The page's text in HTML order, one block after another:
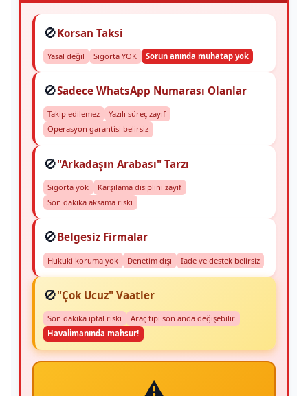
🚫Korsan Taksi
Yasal değil Sigorta YOK Sorun anında muhatap yok
🚫Sadece WhatsApp Numarası Olanlar
Takip edilemez
Yazılı süreç zayıf
Operasyon garantisi belirsiz
🚫"Arkadaşın Arabası" Tarzı
Sigorta yok
Karşılama disiplini zayıf
Son dakika aksama riski
🚫Belgesiz Firmalar
Hukuki koruma yok Denetim dışı İade ve destek belirsiz
🚫"Çok Ucuz" Vaatler
Son dakika iptal riski
Araç tipi son anda değişebilir
Havalimanında mahsur!
⚠️